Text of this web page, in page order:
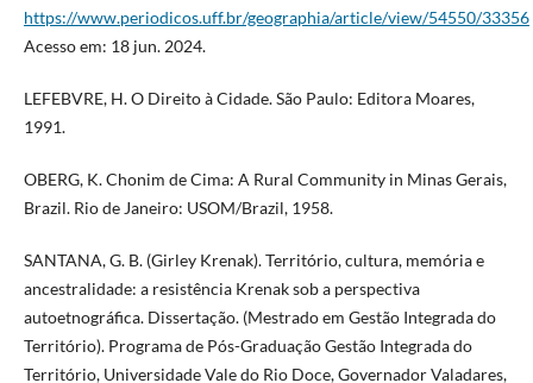
https://www.periodicos.uff.br/geographia/article/view/54550/33356
Acesso em: 18 jun. 2024.
LEFEBVRE, H. O Direito à Cidade. São Paulo: Editora Moares,
1991.
OBERG, K. Chonim de Cima: A Rural Community in Minas Gerais,
Brazil. Rio de Janeiro: USOM/Brazil, 1958.
SANTANA, G. B. (Girley Krenak). Território, cultura, memória e
ancestralidade: a resistência Krenak sob a perspectiva
autoetnográfica. Dissertação. (Mestrado em Gestão Integrada do
Território). Programa de Pós-Graduação Gestão Integrada do
Território, Universidade Vale do Rio Doce, Governador Valadares,